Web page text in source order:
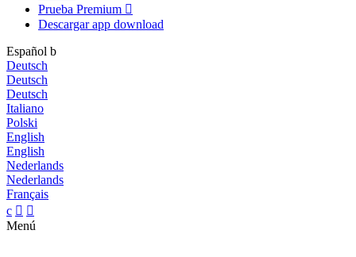
Prueba Premium 
Descargar app download
Español b
Deutsch
Deutsch
Deutsch
Italiano
Polski
English
English
Nederlands
Nederlands
Français
c  
Menú